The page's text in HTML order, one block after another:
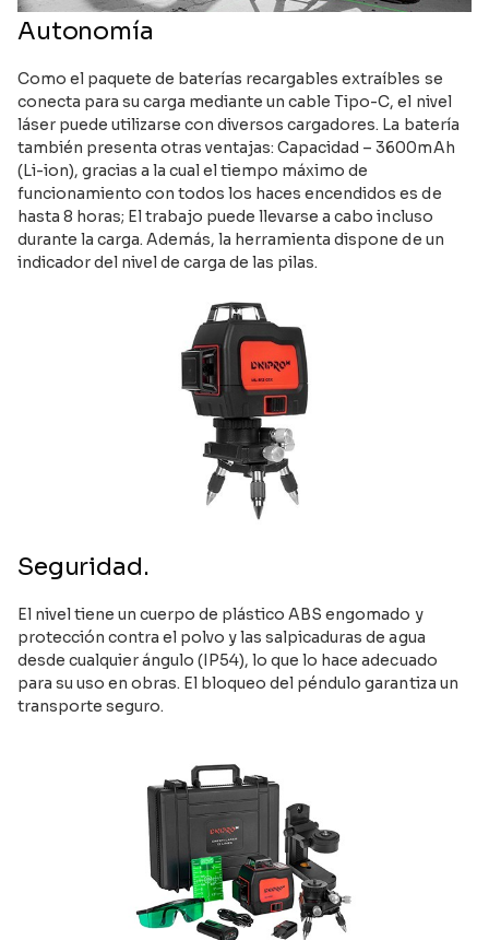
Autonomía
Como el paquete de baterías recargables extraíbles se
conecta para su carga mediante un cable Tipo-C, el nivel
láser puede utilizarse con diversos cargadores. La batería
también presenta otras ventajas: Capacidad – 3600mAh
(Li-ion), gracias a la cual el tiempo máximo de
funcionamiento con todos los haces encendidos es de
hasta 8 horas; El trabajo puede llevarse a cabo incluso
durante la carga. Además, la herramienta dispone de un
indicador del nivel de carga de las pilas.
Seguridad.
El nivel tiene un cuerpo de plástico ABS engomado y
protección contra el polvo y las salpicaduras de agua
desde cualquier ángulo (IP54), lo que lo hace adecuado
para su uso en obras. El bloqueo del péndulo garantiza un
transporte seguro.